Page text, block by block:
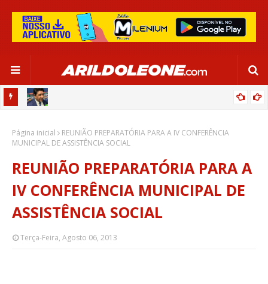
“SATISFAÇÃO MUITO GRANDE”
Página inicial
REUNIÃO PREPARATÓRIA PARA A IV CONFERÊNCIA
MUNICIPAL DE ASSISTÊNCIA SOCIAL
REUNIÃO PREPARATÓRIA PARA A
IV CONFERÊNCIA MUNICIPAL DE
ASSISTÊNCIA SOCIAL
Terça-Feira, Agosto 06, 2013